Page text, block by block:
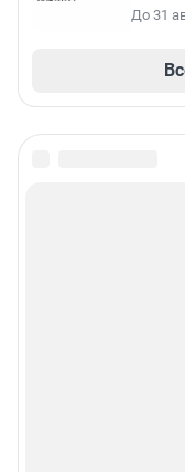
До 31